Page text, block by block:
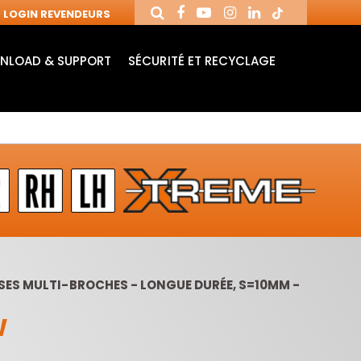
LOGIN REVENDEURS
MANDRINS ET
FRAISES POUR
& SUPPORT
SÉCURITÉ ET RECYCLAGE
MULTI-BROCHES - LONGUE DURÉE, S=10MM -